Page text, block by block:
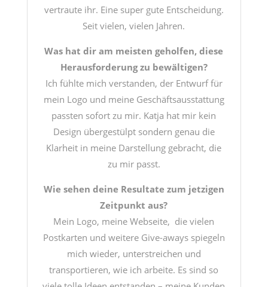
vertraute ihr. Eine super gute Entscheidung.
Seit vielen, vielen Jahren.
Was hat dir am meisten geholfen, diese
Herausforderung zu bewältigen?
Ich fühlte mich verstanden, der Entwurf für
mein Logo und meine Geschäftsausstattung
passten sofort zu mir. Katja hat mir kein
Design übergestülpt sondern genau die
Klarheit in meine Darstellung gebracht, die
zu mir passt.
Wie sehen deine Resultate zum jetzigen
Zeitpunkt aus?
Mein Logo, meine Webseite, die vielen
Postkarten und weitere Give-aways spiegeln
mich wieder, unterstreichen und
transportieren, wie ich arbeite. Es sind so